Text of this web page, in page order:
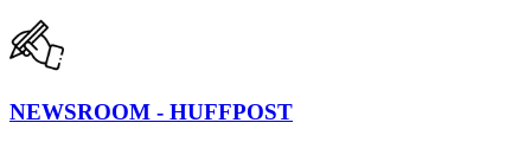
NEWSROOM - HUFFPOST